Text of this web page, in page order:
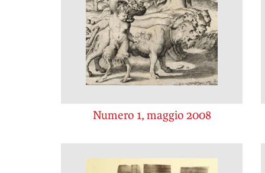
Numero 1, maggio 2008